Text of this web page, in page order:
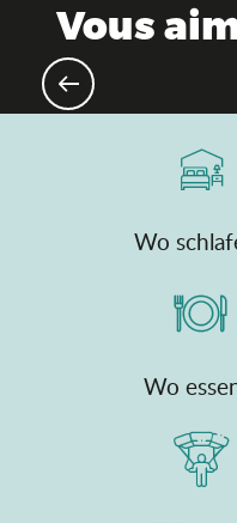
Vous
Das
Wo
Wo